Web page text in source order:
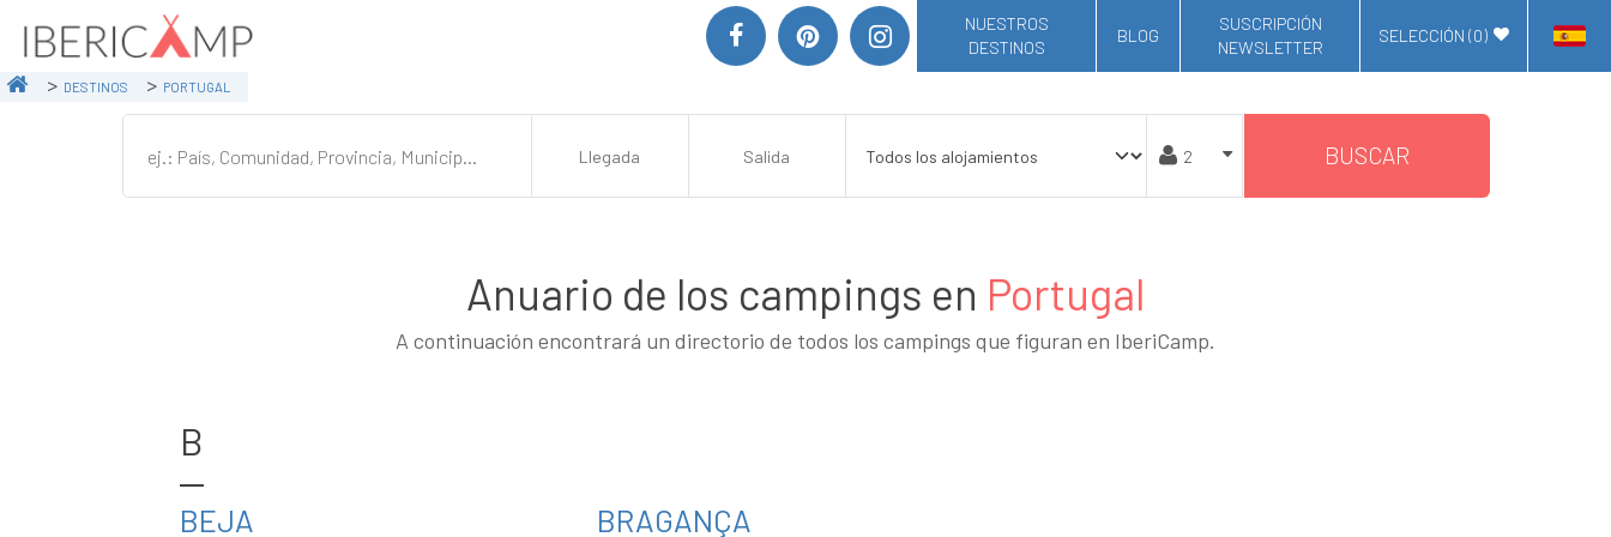
NUESTROS
DESTINOS
BLOG
SUSCRIPCIÓN
NEWSLETTER
SELECCIÓN (0)
DESTINOS PORTUGAL
BUSCAR
Anuario de los campings en Portugal
A continuación encontrará un directorio de todos los campings que figuran en IberiCamp.
B
BEJA BRAGANÇA